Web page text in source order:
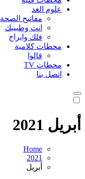
علوم الغد
مفاتيح الصحة
انت وطبيبك
فلك وابراج
محطات كلامية
قالوا
محطات TV
اتصل بنا
أبريل 2021
Home
2021
أبريل